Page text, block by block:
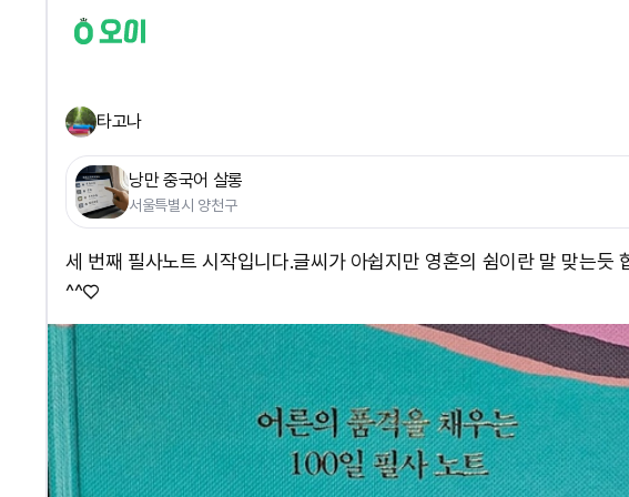
타고나
낭만 중국어 살롱
서울특별시 양천구
세 번째 필사노트 시작입니다.글씨가 아쉽지만 영혼의 쉼이란 말 맞는듯
^^♡